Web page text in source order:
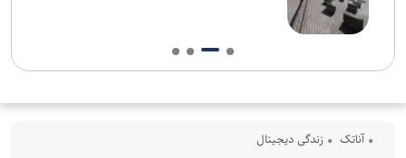
آناتک زندگی دیجیتال